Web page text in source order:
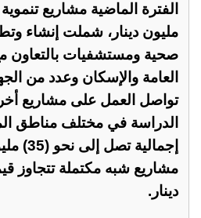
مليون دينار، شملت إنشاء
صحية ومستشفيات بالتعاون
العامة والإسكان وعدد من
تواصل العمل على مشاريع
الدراسة في مختلف مناطق
إجمالية
دينار.